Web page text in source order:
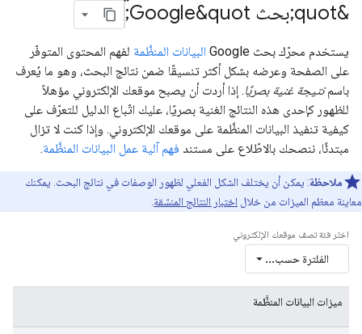
&quot;بحث Google&quot;
يستخدم محرّك بحث Google البيانات المنظَّمة لفهم المحتوى المتوفّر
على الصفحة وعرضه بشكل أكثر تنسيقًا ضمن نتائج البحث، وهو ما يُعرف
باسمنتيجة غنية بصريًا. إذا أردت أن يصبح موقعك الإلكتروني مؤهلاً
للظهور كإحدى هذه النتائج الغنية بصريًا، عليك اتّباع الدليل للتعرّف على
كيفية تنفيذ البيانات المنظَّمة على موقعك الإلكتروني. وإذا كنت لا تزال
مبتدئًا، ننصحك بالاطّلاع على مستند فهم آلية عمل البيانات المنظَّمة.
ملاحظة: يمكن أن يختلف الشكل الفعلي لظهور الوصفات في نتائج البحث. يمكنك
معاينة معظم الميزات من خلال اختبار النتائج المنسّقة
اختَر فئة تصف موقعك الإلكتروني
الفلترة حسب...
ميزات البيانات المنظَّمة